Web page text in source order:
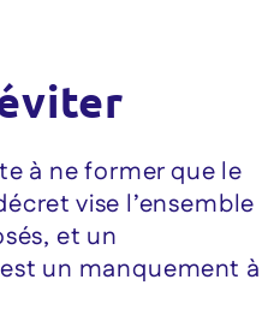
à ne former que le
vise l’ensemble
et un
un manquement à